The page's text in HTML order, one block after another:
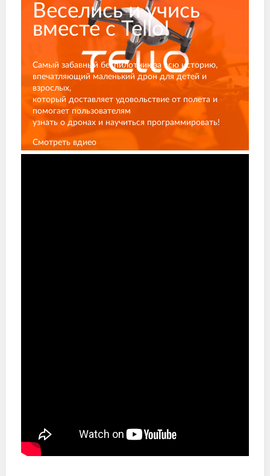
Веселись и учись
вместе с Tello!
Самый забавный беспилотник за всю историю,
впечатляющий маленький дрон для детей и
взрослых,
который доставляет удовольствие от полета и
помогает пользователям
узнать о дронах и научиться программировать!
Смотреть вдиео